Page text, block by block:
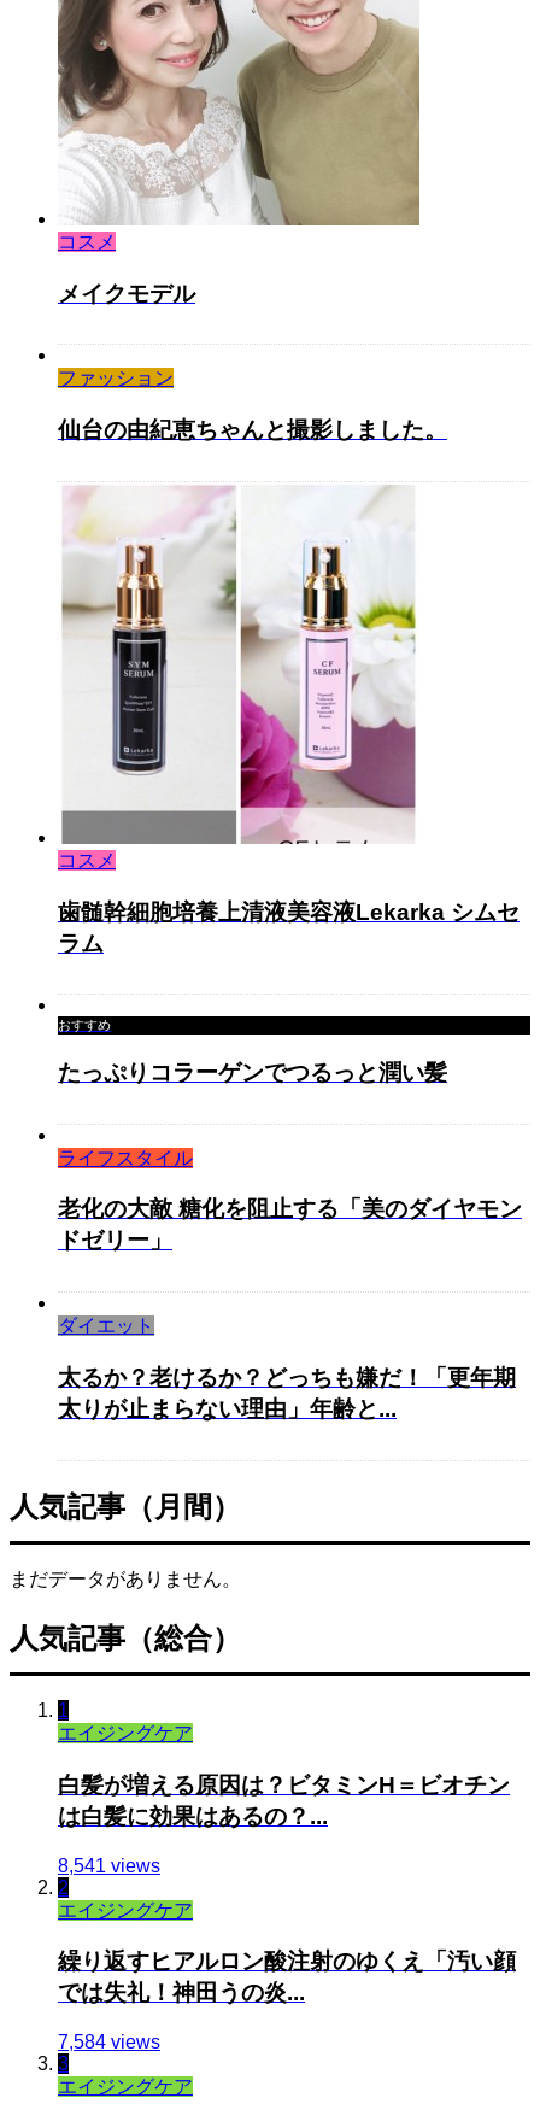
コスメ
メイクモデル
ファッション
仙台の由紀恵ちゃんと撮影しました。
コスメ
歯髄幹細胞培養上清液美容液Lekarka シムセ
ラム
おすすめ
たっぷりコラーゲンでつるっと潤い髪
ライフスタイル
老化の大敵 糖化を阻止する「美のダイヤモン
ドゼリー」
ダイエット
太るか？老けるか？どっちも嫌だ！「更年期
太りが止まらない理由」年齢と...
人気記事（月間）
まだデータがありません。
人気記事（総合）
1
エイジングケア
白髪が増える原因は？ビタミンH＝ビオチン
は白髪に効果はあるの？...
8,541 views
2
エイジングケア
繰り返すヒアルロン酸注射のゆくえ「汚い顔
では失礼！神田うの炎...
7,584 views
3
エイジングケア